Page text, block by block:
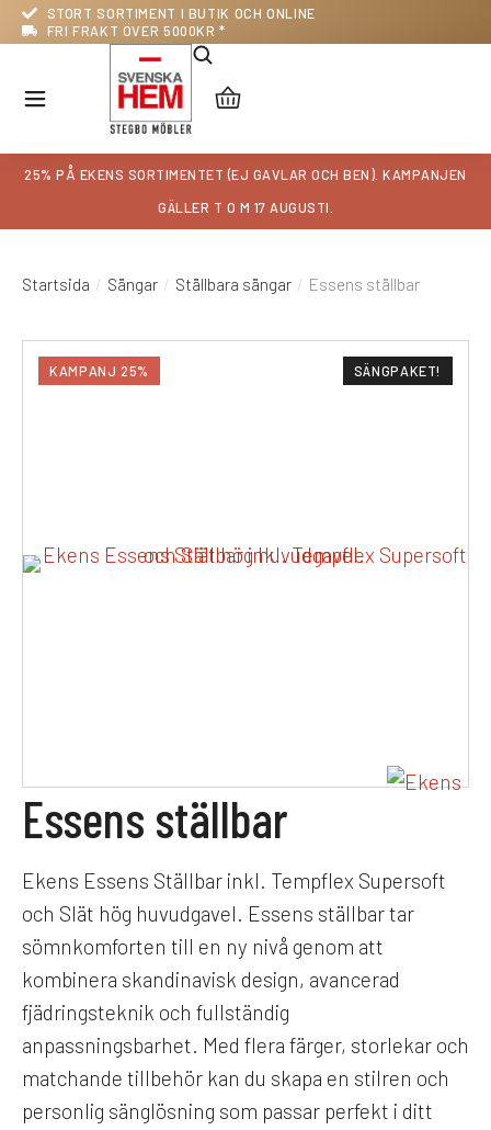
STORT SORTIMENT I BUTIK OCH ONLINE
FRI FRAKT ÖVER 5000KR *
25% PÅ EKENS SORTIMENTET (EJ GAVLAR OCH BEN) . KAMPANJEN
GÄLLER T O M 17 AUGUSTI.
Du är här:
Startsida Sängar Ställbara sängar Essens ställbar
KAMPANJ 25% SÄNGPAKET!
Essens ställbar
Ekens Essens Ställbar inkl. Tempflex Supersoft
och Slät hög huvudgavel. Essens ställbar tar
sömnkomforten till en ny nivå genom att
kombinera skandinavisk design, avancerad
fjädringsteknik och fullständig
anpassningsbarhet. Med flera färger, storlekar och
matchande tillbehör kan du skapa en stilren och
personlig sänglösning som passar perfekt i ditt